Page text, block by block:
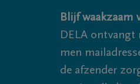
Overslaan en naar inhoud
Blijf
DELA ontvangt
men
de afzender